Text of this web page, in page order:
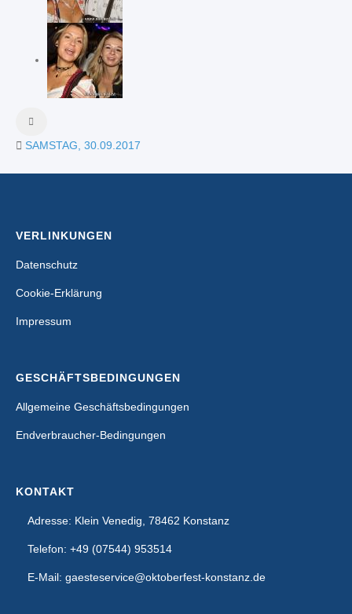
SAMSTAG, 30.09.2017
VERLINKUNGEN
Datenschutz
Cookie-Erklärung
Impressum
GESCHÄFTSBEDINGUNGEN
Allgemeine Geschäftsbedingungen
Endverbraucher-Bedingungen
KONTAKT
Adresse: Klein Venedig, 78462 Konstanz
Telefon: +49 (07544) 953514
E-Mail: gaesteservice@oktoberfest-konstanz.de